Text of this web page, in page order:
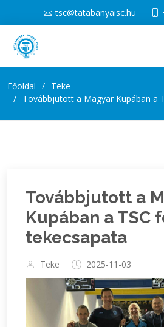
tsc@tatabanyaisc.hu
Főoldal
Teke
Továbbjutott a Magyar Kupában a
Továbbjutott a
Kupában a TSC
tekecsapata
Teke 2025-11-03